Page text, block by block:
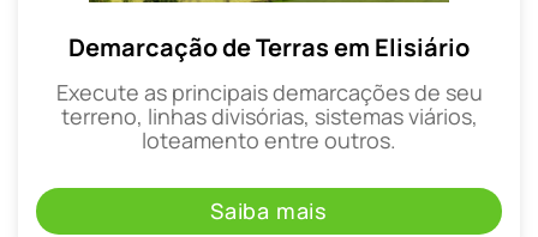
Demarcação de Terras em Elisiário
Execute as principais demarcações de seu
terreno, linhas divisórias, sistemas viários,
loteamento entre outros.
Saiba mais